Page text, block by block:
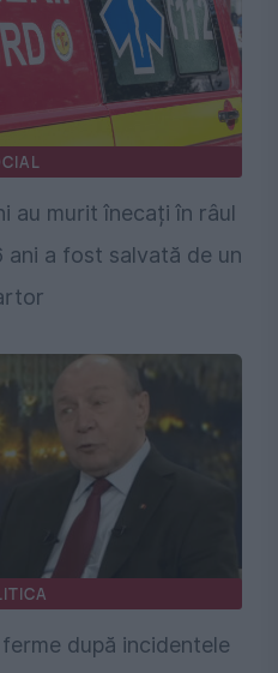
au murit înecați în râul
a fost salvată de un
după incidentele